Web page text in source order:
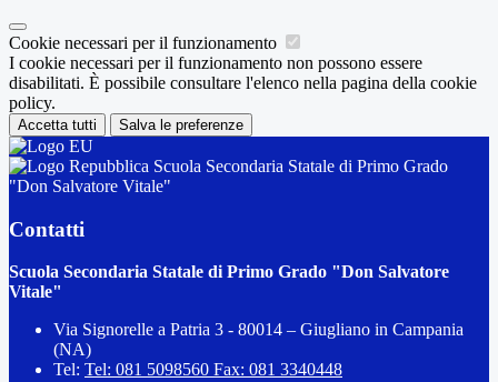
Cookie necessari per il funzionamento
I cookie necessari per il funzionamento non possono essere
disabilitati. È possibile consultare l'elenco nella pagina della cookie
policy.
Accetta tutti Salva le preferenze
Scuola Secondaria Statale di Primo Grado
"Don Salvatore Vitale"
Contatti
Scuola Secondaria Statale di Primo Grado "Don Salvatore
Vitale"
Via Signorelle a Patria 3 - 80014 – Giugliano in Campania
(NA)
Tel: Tel: 081 5098560 Fax: 081 3340448